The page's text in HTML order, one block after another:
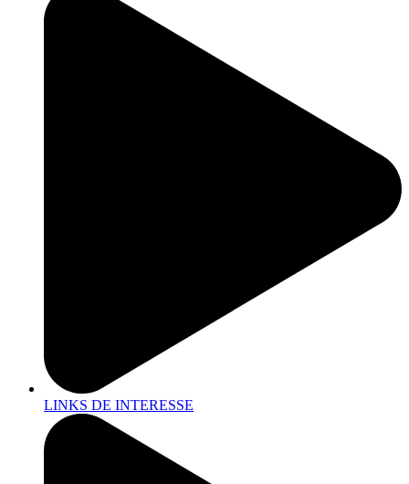
LINKS DE INTERESSE